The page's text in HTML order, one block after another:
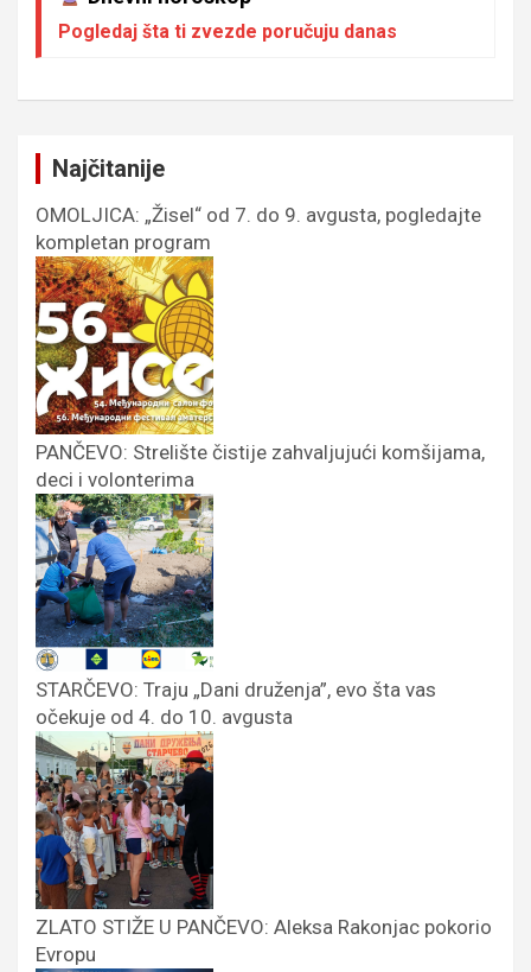
Pogledaj šta ti zvezde poručuju danas
Najčitanije
OMOLJICA: „Žisel“ od 7. do 9. avgusta, pogledajte
kompletan program
PANČEVO: Strelište čistije zahvaljujući komšijama,
deci i volonterima
STARČEVO: Traju „Dani druženja”, evo šta vas
očekuje od 4. do 10. avgusta
ZLATO STIŽE U PANČEVO: Aleksa Rakonjac pokorio
Evropu